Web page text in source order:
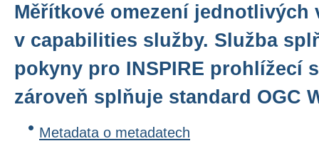
Měřítkové omezení jednotlivých
v capabilities služby. Služba
pokyny pro INSPIRE prohlížecí
zároveň splňuje standard OGC
Metadata o metadatech